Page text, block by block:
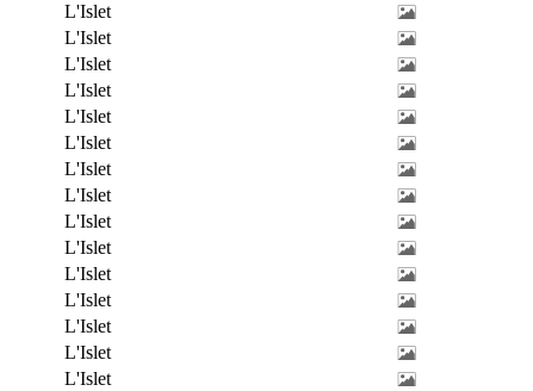
L'Islet
L'Islet
L'Islet
L'Islet
L'Islet
L'Islet
L'Islet
L'Islet
L'Islet
L'Islet
L'Islet
L'Islet
L'Islet
L'Islet
L'Islet